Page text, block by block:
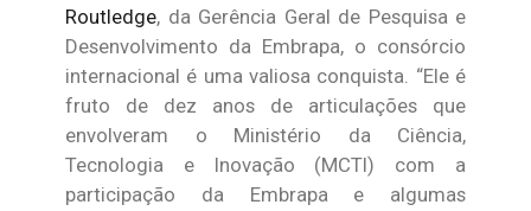
Routledge, da Gerência Geral de Pesquisa e
Desenvolvimento da Embrapa, o consórcio
internacional é uma valiosa conquista. “Ele é
fruto de dez anos de articulações que
envolveram o Ministério da Ciência,
Tecnologia e Inovação (MCTI) com a
participação da Embrapa e algumas